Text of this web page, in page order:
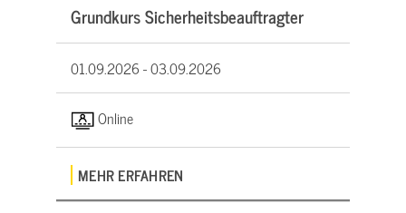
Grundkurs Sicherheitsbeauftragter
01.09.2026 -03.09.2026
Online
MEHR ERFAHREN